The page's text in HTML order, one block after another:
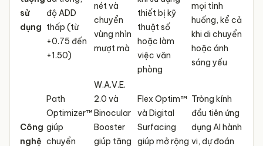
sử
dụng
độ ADD
thấp (từ
+0.75 đến
+1.50)
nét và
chuyển
vùng nhìn
mượt mà
thiết bị kỹ
thuật số
hoặc làm
việc văn
phòng
mọi tình
huống, kể cả
khi di chuyển
hoặc ánh
sáng yếu
Công
nghệ
Path
Optimizer™
giúp
chuyển
W.A.V.E.
2.0 và
Binocular
Booster
giúp tăng
Flex Optim™
và Digital
Surfacing
giúp mở rộng
Tròng kính
đầu tiên ứng
dụng AI hành
vi, dự đoán